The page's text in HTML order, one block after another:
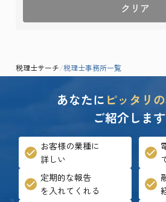
クリア
税理士サーチ/税理士事務所一覧
あなたに ピッタリ
ご紹介します
お客様の業種に
詳しい
定期的な報告
を入れてくれる